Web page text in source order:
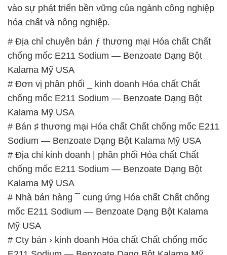
vào sự phát triển bền vững của ngành công nghiệp
hóa chất và nông nghiệp.
# Địa chỉ chuyên bán ƒ thương mại Hóa chất Chất
chống mốc E211 Sodium — Benzoate Dạng Bột
Kalama Mỹ USA
# Đơn vị phân phối _ kinh doanh Hóa chất Chất
chống mốc E211 Sodium — Benzoate Dạng Bột
Kalama Mỹ USA
# Bán ♯ thương mại Hóa chất Chất chống mốc E211
Sodium — Benzoate Dạng Bột Kalama Mỹ USA
# Địa chỉ kinh doanh | phân phối Hóa chất Chất
chống mốc E211 Sodium — Benzoate Dạng Bột
Kalama Mỹ USA
# Nhà bán hàng ¯ cung ứng Hóa chất Chất chống
mốc E211 Sodium — Benzoate Dạng Bột Kalama
Mỹ USA
# Cty bán › kinh doanh Hóa chất Chất chống mốc